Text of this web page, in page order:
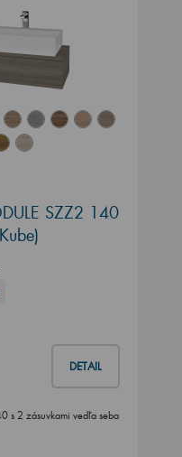
SZZ2 140
DETAIL
s 2 zásuvkami vedľa seba